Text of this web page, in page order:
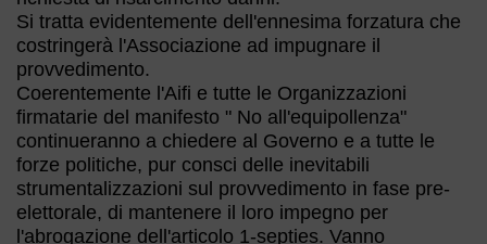
Si tratta evidentemente dell'ennesima forzatura che
costringerà l'Associazione ad impugnare il
provvedimento.
Coerentemente l'Aifi e tutte le Organizzazioni
firmatarie del manifesto " No all'equipollenza"
continueranno a chiedere al Governo e a tutte le
forze politiche, pur consci delle inevitabili
strumentalizzazioni sul provvedimento in fase pre-
elettorale, di mantenere il loro impegno per
l'abrogazione dell'articolo 1-septies. Vanno